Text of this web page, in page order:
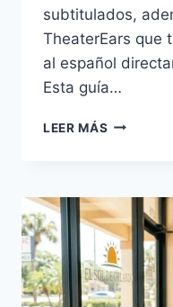
subtitulados,
TheaterEars que
al español
Esta guía…
LEER MÁS CINES
GUÍA
Y
2026